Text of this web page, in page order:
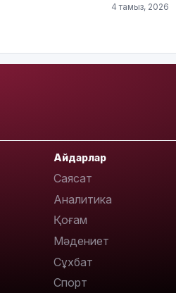
4 тамыз, 2026
Айдарлар
Саясат
Аналитика
Қоғам
Мәдениет
Сұхбат
Спорт